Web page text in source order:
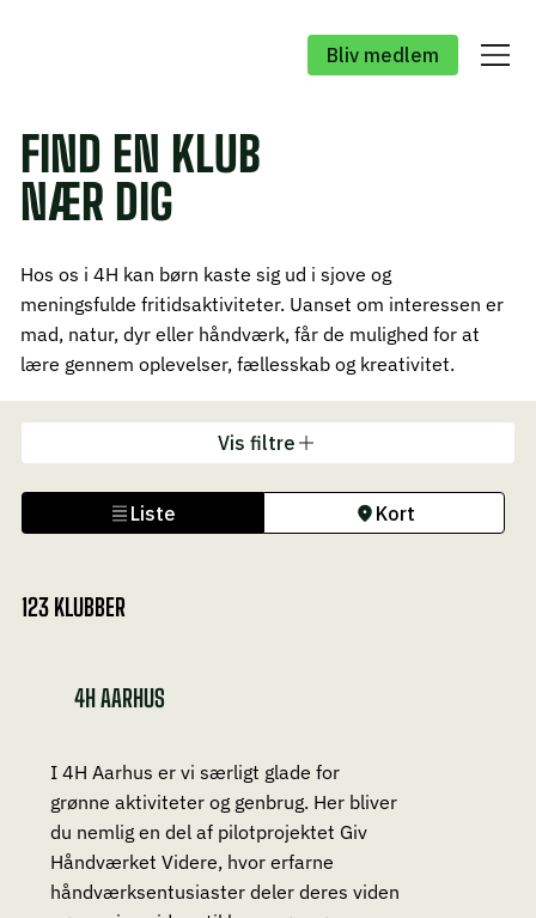
Bliv medlem
FIND EN KLUB
NÆR DIG
Hos os i 4H kan børn kaste sig ud i sjove og
meningsfulde fritidsaktiviteter. Uanset om interessen er
mad, natur, dyr eller håndværk, får de mulighed for at
lære gennem oplevelser, fællesskab og kreativitet.
Vis filtre
Liste Kort
4H AARHUS
I 4H Aarhus er vi særligt glade for
grønne aktiviteter og genbrug. Her bliver
du nemlig en del af pilotprojektet Giv
Håndværket Videre, hvor erfarne
håndværksentusiaster deler deres viden
123 KLUBBER